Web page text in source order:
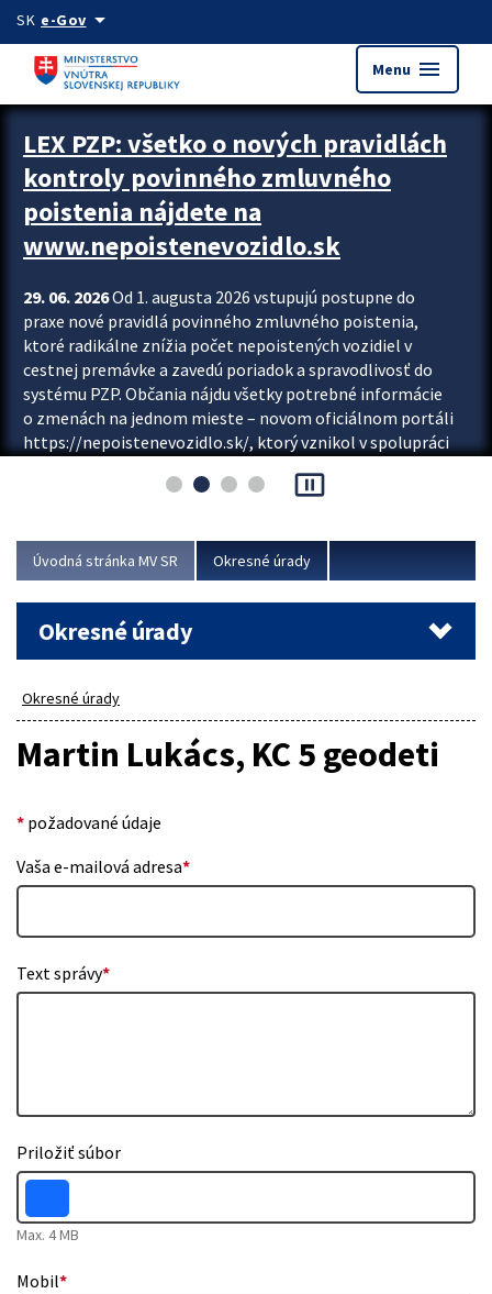
Preskocit na hlavný obsah
SK e-Govarrow_drop_down
Menu menu
Zastavit automatický posun upútavok
LEX PZP: všetko o nových pravidlách
kontroly povinného zmluvného
poistenia nájdete na
www.nepoistenevozidlo.sk
29. 06. 2026Od 1. augusta 2026 vstupujú postupne do
praxe nové pravidlá povinného zmluvného poistenia,
ktoré radikálne znížia počet nepoistených vozidiel v
cestnej premávke a zavedú poriadok a spravodlivosť do
systému PZP. Občania nájdu všetky potrebné informácie
o zmenách na jednom mieste – novom oficiálnom portáli
https://nepoistenevozidlo.sk/, ktorý vznikol v spolupráci
asociácie poisťovní (SLASPO) a Ministerstva vnútra SR.
Viac
pause_presentation
Úvodná stránka MV SR Okresné úrady
Okresné úrady
Okresné úrady
Martin Lukács, KC 5 geodeti
* požadované údaje
Vaša e-mailová adresa*
Text správy*
Priložiť súbor
Max. 4 MB
Mobil*